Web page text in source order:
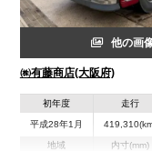
他の画
㈱有藤商店(大阪府)
初年度
平成28年1月
走行
地域 内寸(mm)